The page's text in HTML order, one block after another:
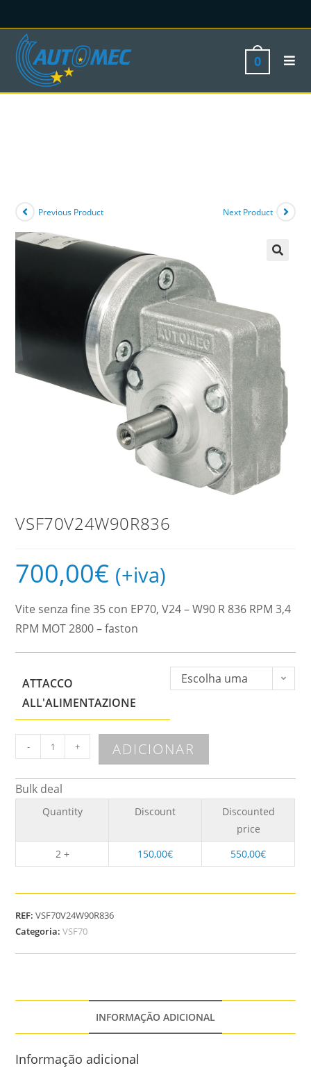
0
Previous Product Next Product
VSF70V24W90R836
700,00€ (+iva)
Vite senza fine 35 con EP70, V24 – W90 R 836 RPM 3,4
RPM MOT 2800 – faston
ATTACCO
ALL'ALIMENTAZIONE
Escolha uma
- + ADICIONAR
Bulk deal
Quantity Discount
Discounted
price
2 +
150,00€ 550,00€
REF:VSF70V24W90R836
Categoria:VSF70
INFORMAÇÃO ADICIONAL
Informação adicional